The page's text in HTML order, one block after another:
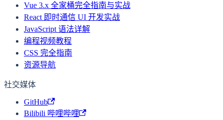
Vue 3.x 全家桶完全指南与实战
React 即时通信 UI 开发实战
JavaScript 语法详解
编程视频教程
CSS 完全指南
资源导航
社交媒体
GitHub
Bilibili 哔哩哔哩